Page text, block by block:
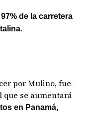
de la carretera
por Mulino, fue
se aumentará
en Panamá,